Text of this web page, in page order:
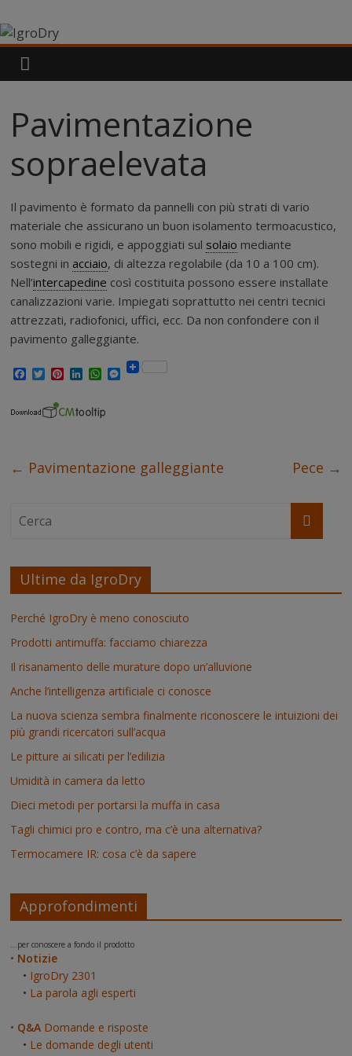
al
contenuto
IgroDry
miglior
per
muri
umidi
attualmente
commercio
Pavimentazione
sopraelevata
Il pavimento è formato da pannelli con più strati di vario
materiale che assicurano un buon isolamento termoacustico,
sono mobili e rigidi, e appoggiati sul solaio mediante
sostegni in acciaio, di altezza regolabile (da 10 a 100 cm).
Nell’intercapedine così costituita possono essere installate
canalizzazioni varie. Impiegati soprattutto nei centri tecnici
attrezzati, radiofonici, uffici, ecc. Da non confondere con il
pavimento galleggiante.
F
e
k
T
t
P
t
s
t
L
k
n
W
t
p
M
e
r
← Pavimentazione galleggiante Pece →
Ultime da IgroDry
Perché IgroDry è meno conosciuto
Prodotti antimuffa: facciamo chiarezza
Il risanamento delle murature dopo un’alluvione
Anche l’intelligenza artificiale ci conosce
La nuova scienza sembra finalmente riconoscere le intuizioni dei
più grandi ricercatori sull’acqua
Le pitture ai silicati per l’edilizia
Umidità in camera da letto
Dieci metodi per portarsi la muffa in casa
Tagli chimici pro e contro, ma c’è una alternativa?
Termocamere IR: cosa c’è da sapere
Approfondimenti
...per conoscere a fondo il prodotto
• Notizie
• IgroDry 2301
• La parola agli esperti
• Q&A Domande e risposte
• Le domande degli utenti